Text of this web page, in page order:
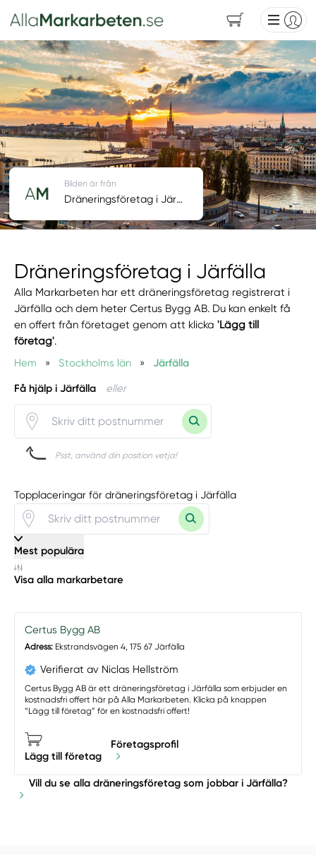
Dräneringsföretag i Järfälla
Alla Markarbeten har ett dräneringsföretag registrerat i
Järfälla och dem heter Certus Bygg AB. Du kan enkelt få
en offert från företaget genom att klicka'Lägg till
företag'.
Hem
» Stockholms län » Järfälla
Få hjälp i Järfälla eller
Psst, använd din position vetja!
Bilden är från
Dräneringsföretag i Järfälla
Topplaceringar för dräneringsföretag i Järfälla
Mest populära
Visa alla markarbetare
Certus Bygg AB
Adress:Ekstrandsvägen 4, 175 67 Järfälla
Verifierat av Niclas Hellström
Certus Bygg AB är ett dräneringsföretag i Järfälla som erbjuder en
kostnadsfri offert här på Alla Markarbeten. Klicka på knappen
“Lägg till företag” för en kostnadsfri offert!
Lägg till företag
Företagsprofil
Vill du se alla dräneringsföretag som jobbar i Järfälla?